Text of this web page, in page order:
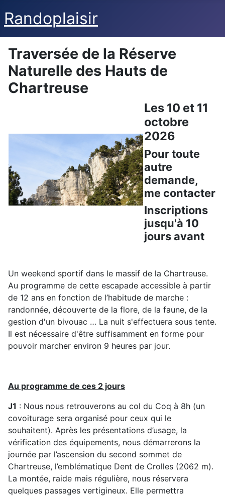
Randoplaisir
Traversée de la Réserve
Naturelle des Hauts de
Chartreuse
Les 10 et 11
octobre
2026
Pour toute
autre
demande,
me contacter
Inscriptions
jusqu'à 10
jours avant
Un weekend sportif dans le massif de la Chartreuse.
Au programme de cette escapade accessible à partir
de 12 ans en fonction de l’habitude de marche :
randonnée, découverte de la flore, de la faune, de la
gestion d'un bivouac … La nuit s'effectuera sous tente.
Il est nécessaire d'être suffisamment en forme pour
pouvoir marcher environ 9 heures par jour.
Au programme de ces 2 jours
J1 : Nous nous retrouverons au col du Coq à 8h (un
covoiturage sera organisé pour ceux qui le
souhaitent). Après les présentations d’usage, la
vérification des équipements, nous démarrerons la
journée par l’ascension du second sommet de
Chartreuse, l’emblématique Dent de Crolles (2062 m).
La montée, raide mais régulière, nous réservera
quelques passages vertigineux. Elle permettra